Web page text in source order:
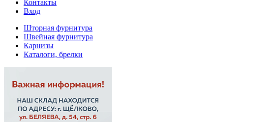
Контакты
Вход
Шторная фурнитура
Швейная фурнитура
Карнизы
Каталоги, брелки